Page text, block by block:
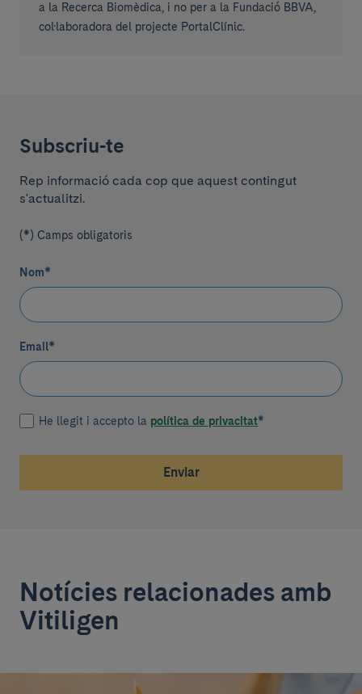
a la Recerca Biomèdica, i no per a la Fundació BBVA,
col·laboradora del projecte PortalClínic.
Subscriu-te
Rep informació cada cop que aquest contingut
s'actualitzi.
(*) Camps obligatoris
Nom*
Email*
He llegit i accepto la política de privacitat*
Enviar
Notícies relacionades amb
Vitiligen